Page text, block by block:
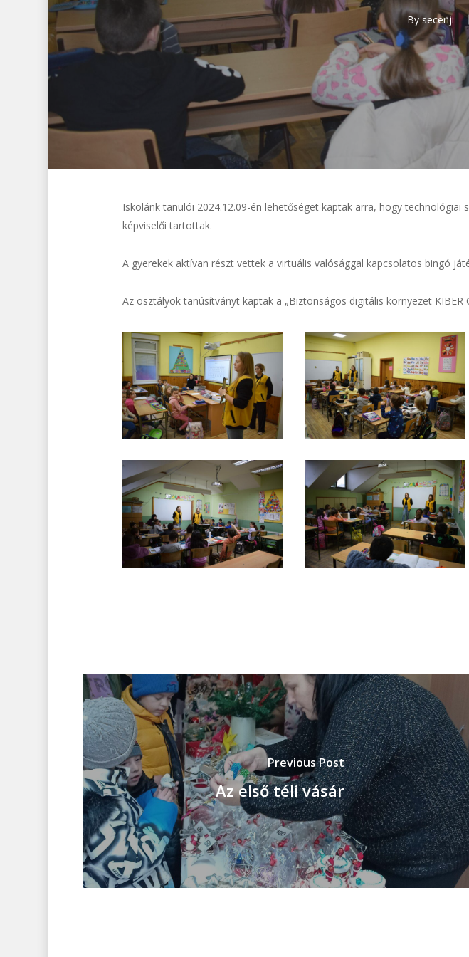
By secenji
Iskolánk tanulói 2024.12.09-én lehetőséget kaptak arra, hogy
képviselői tartottak.
A gyerekek aktívan részt vettek a virtuális valósággal kapcsolatos bingó
Az osztályok tanúsítványt kaptak a „Biztonságos digitális környezet KIBER
DSC_0035 DSC_0036
DSC_0099 DSC_0102
Previous Post
Az első téli vásár